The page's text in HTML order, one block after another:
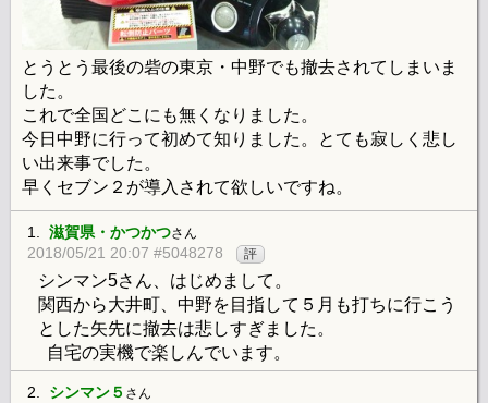
とうとう最後の砦の東京・中野でも撤去されてしまいま
した。
これで全国どこにも無くなりました。
今日中野に行って初めて知りました。とても寂しく悲し
い出来事でした。
早くセブン２が導入されて欲しいですね。
1. 滋賀県・かつかつさん
2018/05/21 20:07 #5048278 評
シンマン5さん、はじめまして。
関西から大井町、中野を目指して５月も打ちに行こう
とした矢先に撤去は悲しすぎました。
自宅の実機で楽しんでいます。
2. シンマン５ さん